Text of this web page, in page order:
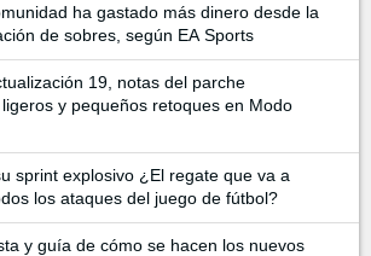
ha gastado más dinero desde la
de sobres, según EA Sports
19, notas del parche
y pequeños retoques en Modo
sprint explosivo ¿El regate que va a
los ataques del juego de fútbol?
y guía de cómo se hacen los nuevos